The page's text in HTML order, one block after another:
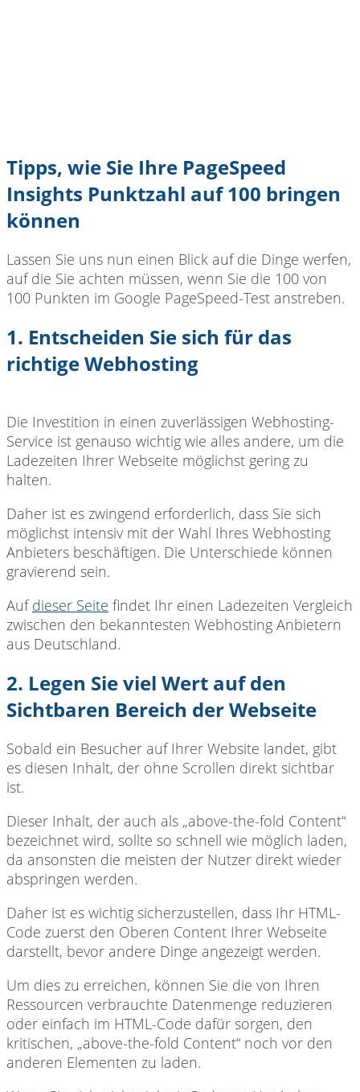
Tipps, wie Sie Ihre PageSpeed ​​
Insights Punktzahl auf 100 bringen
können
Lassen Sie uns nun einen Blick auf die Dinge werfen,
auf die Sie achten müssen, wenn Sie die 100 von
100 Punkten im Google PageSpeed-Test anstreben.
1. Entscheiden Sie sich für das
richtige Webhosting
Die Investition in einen zuverlässigen Webhosting-
Service ist genauso wichtig wie alles andere, um die
Ladezeiten Ihrer Webseite möglichst gering zu
halten.
Daher ist es zwingend erforderlich, dass Sie sich
möglichst intensiv mit der Wahl Ihres Webhosting
Anbieters beschäftigen. Die Unterschiede können
gravierend sein.
Aufdieser Seite findet Ihr einen Ladezeiten Vergleich
zwischen den bekanntesten Webhosting Anbietern
aus Deutschland.
2. Legen Sie viel Wert auf den
Sichtbaren Bereich der Webseite
Sobald ein Besucher auf Ihrer Website landet, gibt
es diesen Inhalt, der ohne Scrollen direkt sichtbar
ist.
Dieser Inhalt, der auch als „above-the-fold Content“
bezeichnet wird, sollte so schnell wie möglich laden,
da ansonsten die meisten der Nutzer direkt wieder
abspringen werden.
Daher ist es wichtig sicherzustellen, dass Ihr HTML-
Code zuerst den Oberen Content Ihrer Webseite
darstellt, bevor andere Dinge angezeigt werden.
Um dies zu erreichen, können Sie die von Ihren
Ressourcen verbrauchte Datenmenge reduzieren
oder einfach im HTML-Code dafür sorgen, den
kritischen, „above-the-fold Content“ noch vor den
anderen Elementen zu laden.